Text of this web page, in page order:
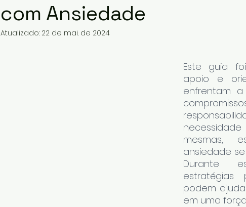
com Ansiedade
Atualizado: 22 de mai. de 2024
Este guia
apoio e
enfrentam
mesmas,
ansiedade
Durante
podem
em uma